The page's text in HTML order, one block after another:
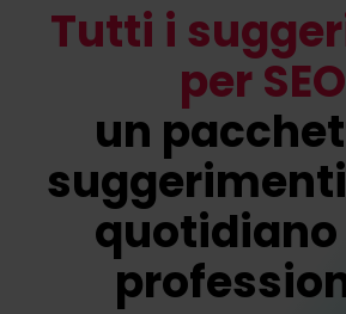
Tutti i
per
un
quotidiano